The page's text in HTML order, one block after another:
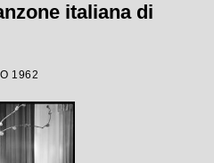
italiana di
1962